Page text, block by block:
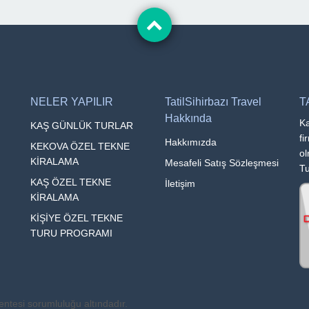
NELER YAPILIR
KAŞ GÜNLÜK TURLAR
KEKOVA ÖZEL TEKNE
KİRALAMA
KAŞ ÖZEL TEKNE
KİRALAMA
KİŞİYE ÖZEL TEKNE
TURU PROGRAMI
TatilSihirbazı Travel
Hakkında
Hakkımızda
Mesafeli Satış Sözleşmesi
İletişim
sorumluluğu altındadır.